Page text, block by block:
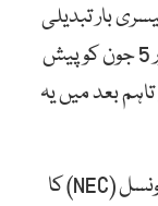
بار تبدیلی
کی گئی ہے۔ اس سے قبل بجٹ ممکنہ طور 5 جون کو پیش
بعد میں یہ
اس تاخیر کی بنیادی وجہ قومی اقتصادی کونسل (NEC) کا